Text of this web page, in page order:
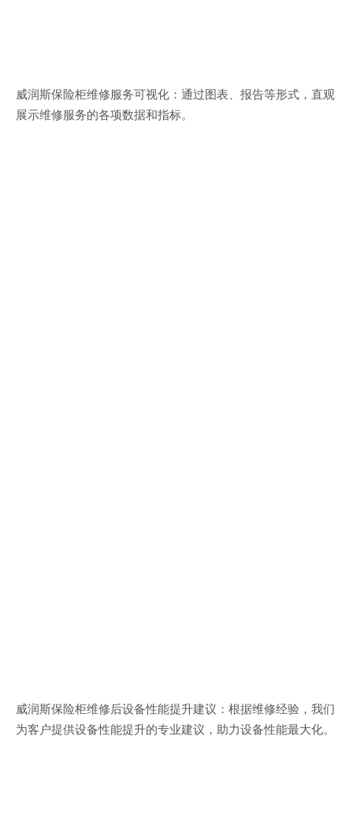
威润斯保险柜维修服务可视化：通过图表、报告等形式，直观
展示维修服务的各项数据和指标。
威润斯保险柜维修后设备性能提升建议：根据维修经验，我们
为客户提供设备性能提升的专业建议，助力设备性能最大化。